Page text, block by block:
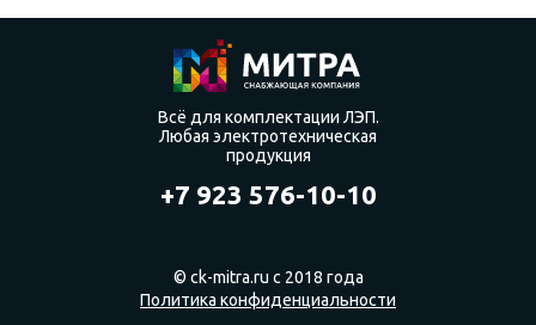
Всё для комплектации ЛЭП.
Любая электротехническая
продукция
+7 923 576-10-10
© ck-mitra.ru с 2018 года
Политика конфиденциальности